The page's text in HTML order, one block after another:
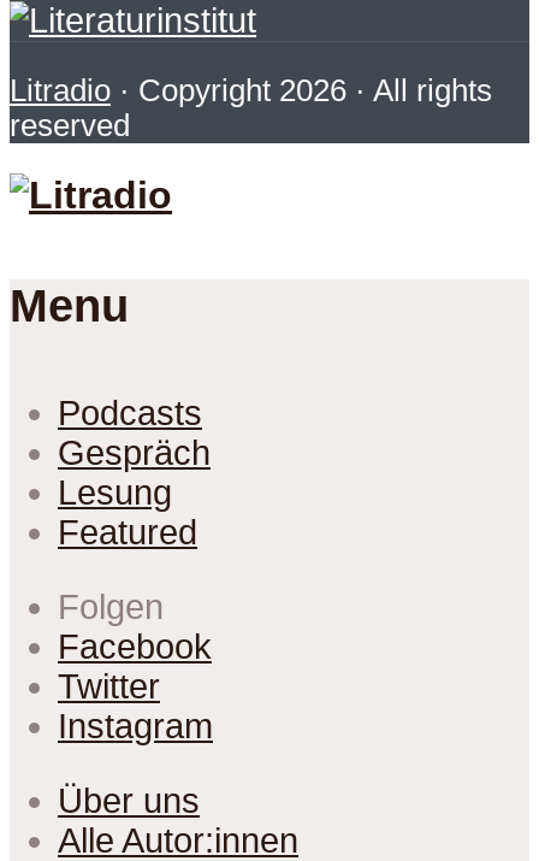
Litradio · Copyright 2026 · All rights
reserved
Menu
Podcasts
Gespräch
Lesung
Featured
Folgen
Facebook
Twitter
Instagram
Über uns
Alle Autor:innen